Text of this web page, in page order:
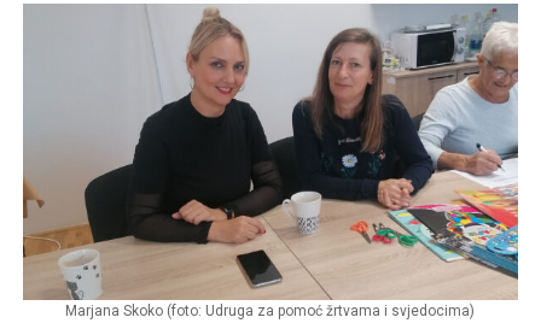
Marjana Skoko (foto: Udruga za pomoć žrtvama i svjedocima)